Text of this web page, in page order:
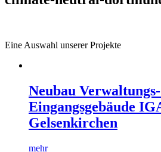
Eine Auswahl unserer Projekte
Neubau
Eingangsgebäude
Gelsenkirchen
mehr